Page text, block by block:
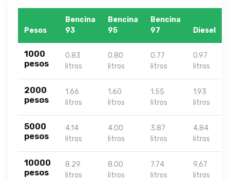
Pesos
Bencina
93
Bencina
95
Bencina
97
Diesel
1000
pesos
0.83
litros
0.80
litros
0.77
litros
0.97
litros
2000
pesos
1.66
litros
1.60
litros
1.55
litros
1.93
litros
5000
pesos
4.14
litros
4.00
litros
3.87
litros
4.84
litros
10000
pesos
8.29
litros
8.00
litros
7.74
litros
9.67
litros